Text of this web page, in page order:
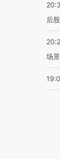
后
场